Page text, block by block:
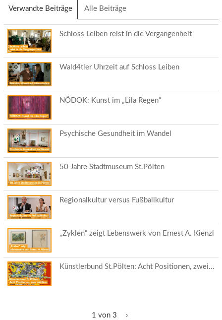
Verwandte Beiträge (aktiver
Reiter)
Alle Beiträge
Schloss Leiben reist in die Vergangenheit
Wald4tler Uhrzeit auf Schloss Leiben
NÖDOK: Kunst im „Lila Regen“
Psychische Gesundheit im Wandel
50 Jahre Stadtmuseum St.Pölten
Regionalkultur versus Fußballkultur
„Zyklen“ zeigt Lebenswerk von Ernest A. Kienzl
Künstlerbund St.Pölten: Acht Positionen, zwei...
1 von 3 ›